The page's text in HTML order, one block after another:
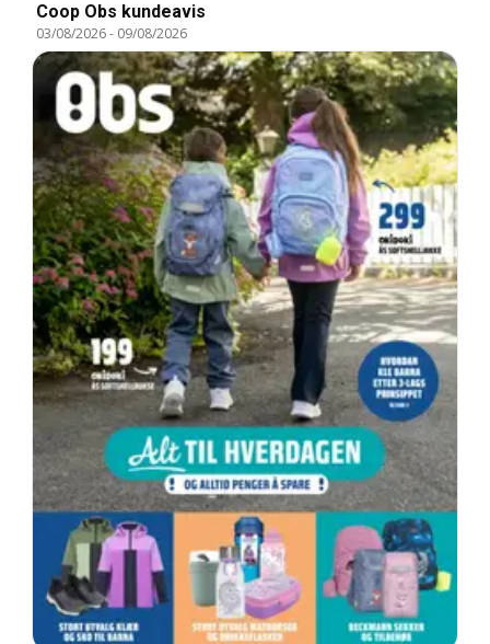
Coop Obs kundeavis
03/08/2026- 09/08/2026